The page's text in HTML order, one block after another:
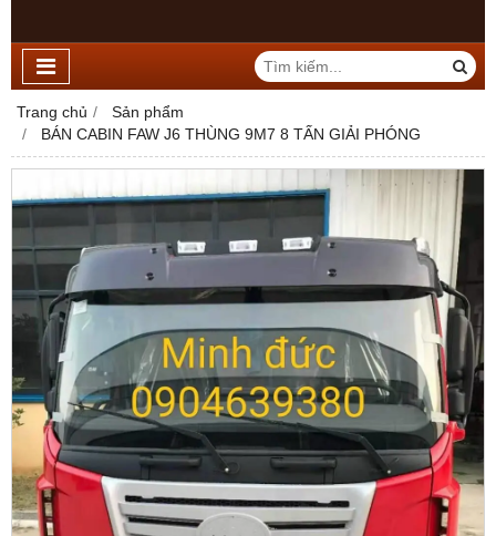
Trang chủ
Sản phẩm
BÁN CABIN FAW J6 THÙNG 9M7 8 TẤN GIẢI PHÓNG